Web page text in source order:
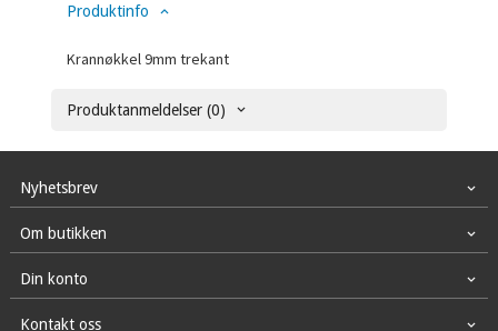
Produktinfo
Krannøkkel 9mm trekant
Produktanmeldelser (0)
Nyhetsbrev
Om butikken
Din konto
Kontakt oss